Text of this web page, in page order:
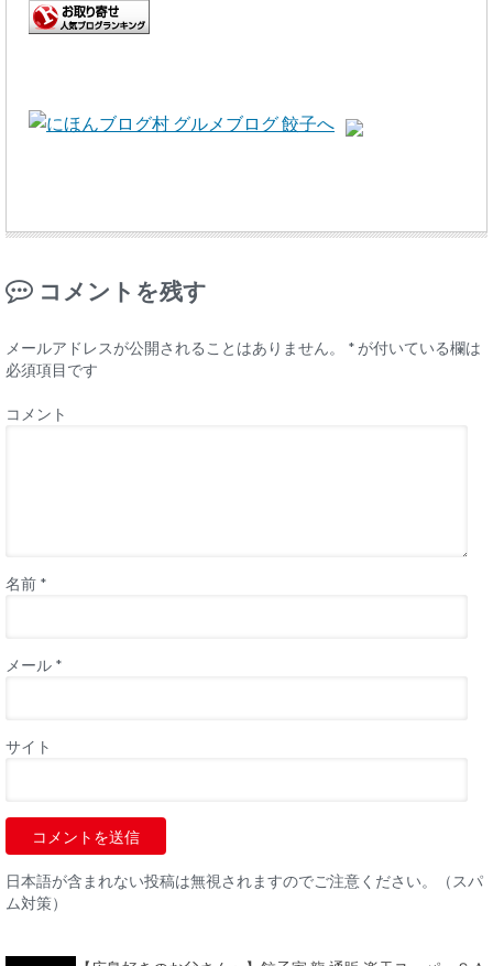
コメントを残す
メールアドレスが公開されることはありません。 * が付いている欄は
必須項目です
コメント
名前 *
メール *
サイト
日本語が含まれない投稿は無視されますのでご注意ください。（スパ
ム対策）